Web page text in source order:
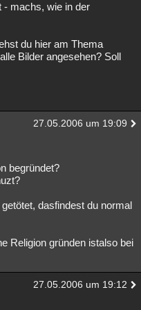
- machs, wie in der
du hier am Thema
Bilder angesehen? Soll
27.05.2006 um 19:09
begründet?
dasfindest du normal
Religion gründen istalso bei
27.05.2006 um 19:12